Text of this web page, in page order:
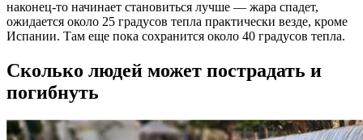
наконец-то начинает становиться лучше — жара спадет,
ожидается около 25 градусов тепла практически везде, кроме
Испании. Там еще пока сохранится около 40 градусов тепла.
Сколько людей может пострадать и
погибнуть